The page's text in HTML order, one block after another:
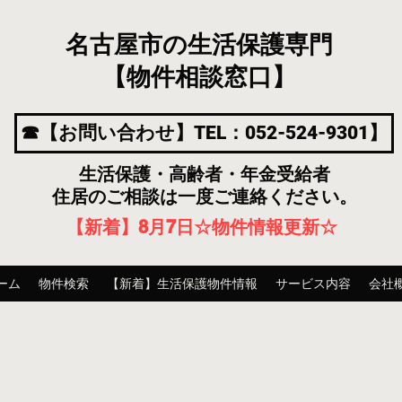
名古屋市の生活保護専門
【物件相談窓口】
☎【お問い合わせ】TEL：052-524-9301】
生活保護・高齢者・年金受給者
住居のご相談は一度ご連絡ください。
【新着】8月7日 ☆物件情報更新☆
ム 物件検索 【新着】生活保護物件情報 サービス内容 会社